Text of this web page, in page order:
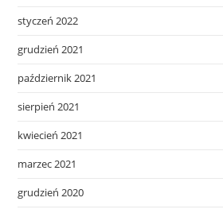
styczeń 2022
grudzień 2021
październik 2021
sierpień 2021
kwiecień 2021
marzec 2021
grudzień 2020